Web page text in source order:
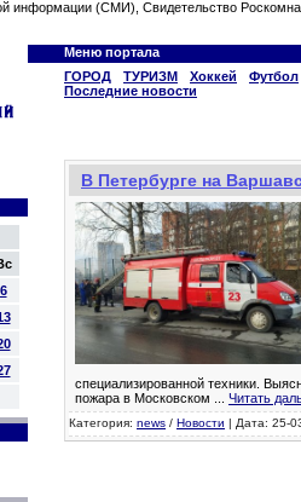
информации (СМИ), Свидетельство
Меню портала
ГОРОД
ТУРИЗМ Хоккей
Футбол
Последние новости
6
В Петербурге на
специализированной техники.
пожара в Московском
Читать
Категория: news / Новости | Дата: 25-